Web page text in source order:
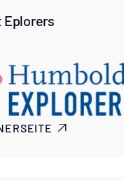
Eplorers
